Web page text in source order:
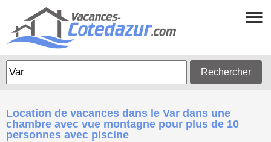
Rechercher
Location de vacances dans le Var dans une
chambre avec vue montagne pour plus de 10
personnes avec piscine